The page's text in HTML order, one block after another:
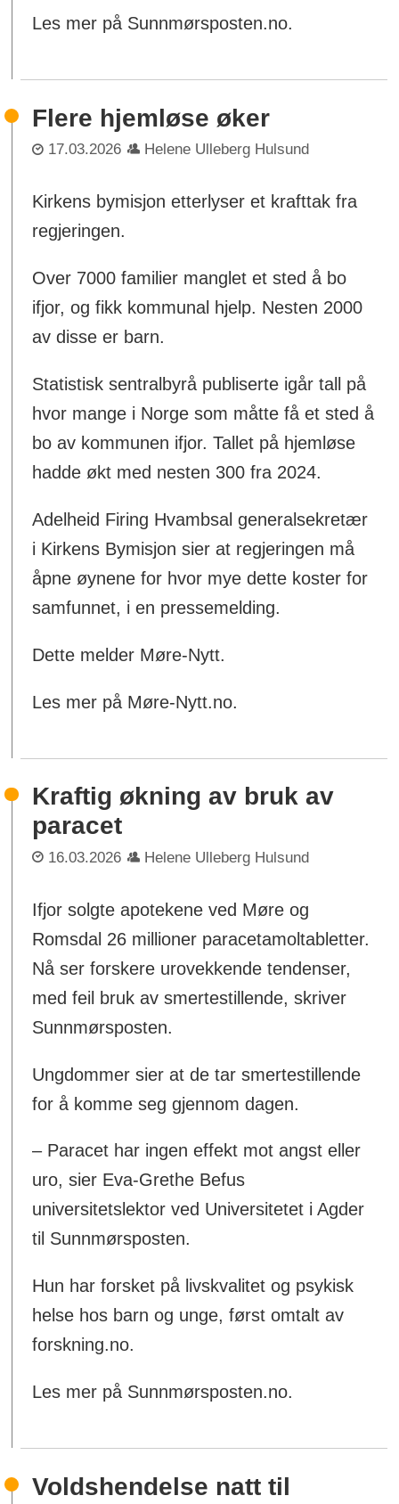
Les mer på Sunnmørsposten.no.
Flere hjemløse øker
17.03.2026 Helene Ulleberg Hulsund
Kirkens bymisjon etterlyser et krafttak fra
regjeringen.
Over 7000 familier manglet et sted å bo
ifjor, og fikk kommunal hjelp. Nesten 2000
av disse er barn.
Statistisk sentralbyrå publiserte igår tall på
hvor mange i Norge som måtte få et sted å
bo av kommunen ifjor. Tallet på hjemløse
hadde økt med nesten 300 fra 2024.
Adelheid Firing Hvambsal generalsekretær
i Kirkens Bymisjon sier at regjeringen må
åpne øynene for hvor mye dette koster for
samfunnet, i en pressemelding.
Dette melder Møre-Nytt.
Les mer på Møre-Nytt.no.
Kraftig økning av bruk av
paracet
16.03.2026 Helene Ulleberg Hulsund
Ifjor solgte apotekene ved Møre og
Romsdal 26 millioner paracetamoltabletter.
Nå ser forskere urovekkende tendenser,
med feil bruk av smertestillende, skriver
Sunnmørsposten.
Ungdommer sier at de tar smertestillende
for å komme seg gjennom dagen.
– Paracet har ingen effekt mot angst eller
uro, sier Eva-Grethe Befus
universitetslektor ved Universitetet i Agder
til Sunnmørsposten.
Hun har forsket på livskvalitet og psykisk
helse hos barn og unge, først omtalt av
forskning.no.
Les mer på Sunnmørsposten.no.
Voldshendelse natt til